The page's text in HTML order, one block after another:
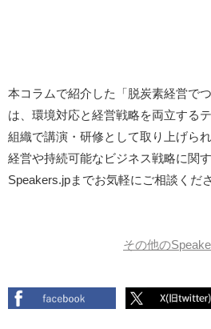
本コラムで紹介した「脱炭素経営で
は、環境対応と経営戦略を両立する
組織で講演・研修として取り上げら
経営や持続可能なビジネス戦略に関
Speakers.jpまでお気軽にご相談くださ
その他の